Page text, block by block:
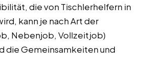
die von Tischlerhelfern in
kann je nach Art der
Nebenjob, Vollzeitjob)
die Gemeinsamkeiten und